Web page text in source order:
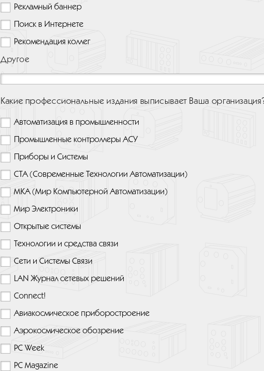
Рекламный баннер
Поиск в Интернете
Рекомендация коллег
Другое
Какие профессиональные издания выписывает Ваша
Автоматизация в промышленности
Промышленные контроллеры АСУ
Приборы и Системы
СТА (Современные Технологии Автоматизации)
МКА (Мир Компьютерной Автоматизации)
Мир Электроники
Открытые системы
Технологии и средства связи
Сети и Системы Связи
LAN Журнал сетевых решений
Connect!
Авиакосмическое приборостроение
Аэрокосмическое обозрение
PC Week
PC Magazine